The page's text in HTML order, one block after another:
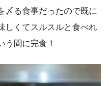
〆る食事だったので既に
しくてスルスルと食べれ
う間に完食！